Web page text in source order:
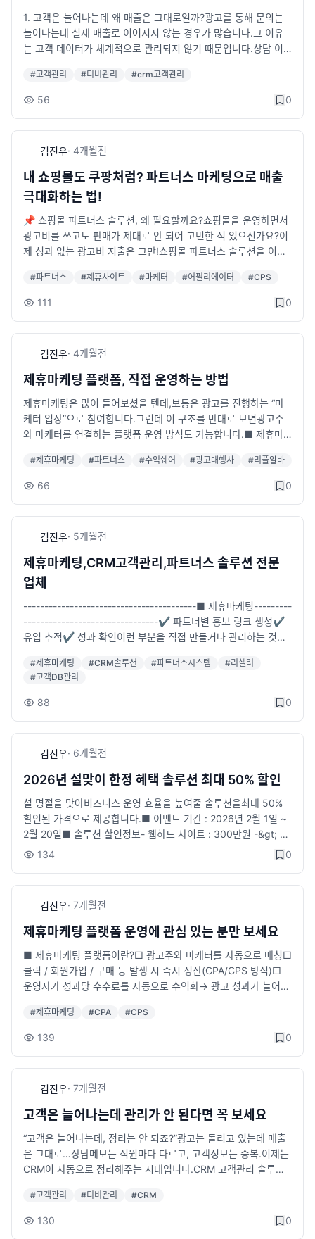
1. 고객은 늘어나는데 왜 매출은 그대로일까?광고를 통해 문의는
늘어나는데 실제 매출로 이어지지 않는 경우가 많습니다.그 이유
는 고객 데이터가 체계적으로 관리되지 않기 때문입니다.상담 이
락유입경로 분석 불가이런 문제는 작은 누수가 아니라 매출 손실
로 이어집니다.2. CRM 고객관리 솔루션이 필요한 이유CRM(Cus
다.3. 어떤 기능이 있나요?✅ 고객 등록 자동 관리✅ 상담 이력
저장✅ 고객 태그 및 검색 기능✅ 문자 / 알림톡 발송✅ 광고 유
입 분석✅ 직원 변경 시 데이터 유지4. 어떤 업종에 적합할까?병
원 / 의원학원 / 교육업부동산헬스장 / 필라테스쇼핑몰 / 온라인 판
매B2B 영업 회사고객 상담이 많은 업종이라면 대부분 효과적입니
다.5. 결론광고비를 더 쓰는 것보다,기존 고객을 제대로 관리하는
것이 매출 상승에 더 빠를 수 있습니다.CRM은 고객 데이터를 단
tps://1000.sseye.com/□ 기능 안내: https://sseye.com/view
_dbmanager.html
#고객관리 #디비관리 #crm고객관리
56 0
김진우· 4개월전
내 쇼핑몰도 쿠팡처럼? 파트너스 마케팅으로 매출
극대화하는 법!
📌 쇼핑몰 파트너스 솔루션, 왜 필요할까요?쇼핑몰을 운영하면서
광고비를 쓰고도 판매가 제대로 안 되어 고민한 적 있으신가요?이
제 성과 없는 광고비 지출은 그만!쇼핑몰 파트너스 솔루션을 이용
용은 절감하고, 매출은 극대화할 수 있습니다.아마존, 쿠팡 같은 대
형 쇼핑몰도 파트너스 시스템을 운영하며 큰 성과를 내고 있습니
홍보해 주기 때문이죠.✅ 블로그, 유튜브, SNS 등 다양한 채널에
서 마케터들이 제품을 홍보해주고✅ 제품이 실제로 판매될 때만
커미션을 지급하는 방식이라 광고비 부담이 없음!그렇다면, 이런
마케터들과 어떻게 연결될까요?📌 마케터와 쉽게 제휴하는 방법!
걱정하지 마세요! 이미 많은 마케터들이 활동하는 사이트가 있습
니다.해당 사이트에 상품을 등록하면, 마케터들이 관심을 갖고 제
면 되고, 마케터들은 직접 홍보해서 수익을 창출하는 구조입니다.
운영자는 판매가 발생할 때만 커미션을 지급하면 되니 효율적이
익 통계 및 정산 관리✅ 홍보 코드 자동 생성 및 추적 기능✅ 간편
한 커미션 지급 시스템✅ 다양한 판매 데이터를 확인할 수 있는 대
시보드 제공이 모든 것을 한 곳에서 관리 가능!📌 이미 검증된 성
공 사례!쇼핑몰 파트너스 시스템은 새로운 개념이 아닙니다.쿠팡
파트너스아마존 어필리에이트이미 수많은 대형 쇼핑몰이 활용하
고 있고, 효과가 검증된 시스템입니다.이제 우리 쇼핑몰에서도 적
용할 차례입니다!📌 연동 가능한 쇼핑몰 플랫폼✅ 독립몰 (모든
플랫폼 지원!)✅ 임대몰 : 카페24, 워드프레스, 고도몰, 퍼스트몰,
후이즈, 아임웹, 워드프레스 등 (다른 플랫폼도 가능 여부 확인 가
니다!📌 솔루션 가격 &amp; 혜택✅ 솔루션 비용 : 80만원 (VAT
포함) 한 번 구매 후 추가 비용 없음!✅ 설치 비용 : 무료✅ A/S 지
원 : 30일 무료한 번만 투자하면 지속적으로 운영 가능!📌 실제 솔
m/partners/ (ID: tests / PW: 1111)✅ 관리자 페이지: https://v
2cpsshop.sseye.com/partners_admin/ (ID: admin / PW: 11
11)직접 체험해보시고 결정하세요!📌 문의 및 구매 안내궁금하신
점이 있다면 언제든지 문의 주세요!📞 전화: 070-8875-0050
E-mail: u2n99_master@nate.com💻 네이트온: u2n99_mast
er@nate.com지금 바로 도입하고 광고비 걱정 없이 매출을 늘려
보세요!
#파트너스 #제휴사이트 #마케터 #어필리에이터 #CPS
111 0
김진우· 4개월전
제휴마케팅 플랫폼, 직접 운영하는 방법
제휴마케팅은 많이 들어보셨을 텐데,보통은 광고를 진행하는 “마
케터 입장”으로 참여합니다.그런데 이 구조를 반대로 보면광고주
와 마케터를 연결하는 플랫폼 운영 방식도 가능합니다.■ 제휴마
매)가 발생하면자동으로 정산이 이루어지는 시스템입니다.운영자
는 이 과정에서성과당 수수료를 가져가는 구조입니다.■ 수익 구
및 마케팅 관련 업종＊CPA / DB 마케팅 경험 있으신 분＊커뮤니
티나 플랫폼 운영 중이신 분＊자동화된 수익 구조를 만들고 싶은
분■ 샘플 확인https://sseye.com/view_ipartner.html■ 문의0
70-8875-0050카카오톡 http://pf.kakao.com/_hxfjVC/chat
#제휴마케팅 #파트너스 #수익쉐어 #광고대행사 #리플알바
66 0
김진우· 5개월전
제휴마케팅,CRM고객관리,파트너스 솔루션 전문
업체
-----------------------------------------■ 제휴마케팅---------
--------------------------------✔ 파트너별 홍보 링크 생성✔
유입 추적✔ 성과 확인이런 부분을 직접 만들거나 관리하는 것이
있는제휴 파트너 관리 솔루션을 만들었습니다.주요 기능1️⃣ 파트
너별 홍보 링크 생성2️⃣ 유입 및 전환 추적3️⃣ 파트너별 성과 확인
4️⃣ 제휴 관리 기능제휴마케팅이나 파트너스 마케팅을 운영하시는
셀로 관리✔ 상담 이력 관리✔ 고객 상태 관리이런 부분이 점점
복잡해지는 경우가 많습니다.그래서 고객 DB와 상담 이력을 관리
객 DB 관리2️⃣ 상담 이력 관리3️⃣ 고객 상태 관리4️⃣ 고객 검색 및
정리고객 DB를 많이 관리해야 하는마케팅 업체나 상담업종에서
사용하기 좋습니다.-----------------------------------------■
파트너스-----------------------------------------요즘 파트너나
지만 실제 운영해보면✔ 파트너 관리✔ 판매 성과 확인✔ 파트너
별 링크 관리이런 부분이 쉽지 않습니다.그래서 파트너 모집 및 운
트너 가입 관리2️⃣ 파트너별 홍보 링크3️⃣ 판매 성과 확인4️⃣ 파트
수 있는 솔루션입니다.-----------------------------------------
관심 있으신 분들은 언제든지 문의 주세요.■ 상담 및 문의홈페이
지 : https://sseye.com전화 : 070-8875-0050 (10:00~19:0
0, 주말 제외)네이트온 : u2n99_master@nate.com이메일 : u2
VC/chat
#제휴마케팅 #CRM솔루션 #파트너스시스템 #리셀러
#고객DB관리
88 0
김진우· 6개월전
2026년 설맞이 한정 혜택 솔루션 최대 50% 할인
설 명절을 맞아비즈니스 운영 효율을 높여줄 솔루션을최대 50%
할인된 가격으로 제공합니다.■ 이벤트 기간 : 2026년 2월 1일 ~
2월 20일■ 솔루션 할인정보- 웹하드 사이트 : 300만원 -&gt; 15
0만원(50%)- CRM고객관리 : 140만원 -&gt; 98만원(30%)- 제
자동화하고 싶은 분- 운영 인력·비용을 줄이고 싶은 대표님- 올해
매출 구조를 바꾸고 싶은 사업자눈여겨보셨던 솔루션이 있다면이
이고✔ 운영은 편해지고✔ 성과는 더 빨라집니다.설 명절 동안만
누릴 수 있는 특별한 혜택으로풍성하고 성공적인 한 해를 시작하
세요.■ 구매 상담 안내구매문의 : https://sseye.com/inquiry.ht
fjVC/chatE-mail : u2n99_master@nate.com
134 0
김진우· 7개월전
제휴마케팅 플랫폼 운영에 관심 있는 분만 보세요
■ 제휴마케팅 플랫폼이란?□ 광고주와 마케터를 자동으로 매칭□
클릭 / 회원가입 / 구매 등 발생 시 즉시 정산(CPA/CPS 방식)□
운영자가 성과당 수수료를 자동으로 수익화→ 광고 성과가 늘어날
케터 회원가입/관리 시스템□ 클릭/가입/구매 실시간 통계 대시보
드□ 전환 기반 자동 정산 시스템(CPA/CPS)□ 운영자 전용 관리
□ 쇼핑몰 판매 중계 사업자■ 실제 샘플 페이지마케터 : https://c
pav3.sseye.com/ (tests/1111)광고주 : https://cpav3.sseye.
sseye.com/partners_admin/ (admin/1111)시스템 설명 : http
s://sseye.com/view_ipartner.html■ 상담 및 문의전화 : 070-
8875-0050 (10:00~19:00, 주말 제외)네이트온 : u2n99_mas
ttp://pf.kakao.com/_hxfjVC/chat
#제휴마케팅 #CPA #CPS
139 0
김진우· 7개월전
고객은 늘어나는데 관리가 안 된다면 꼭 보세요
“고객은 늘어나는데, 정리는 안 되죠?”광고는 돌리고 있는데 매출
은 그대로…상담메모는 직원마다 다르고, 고객정보는 중복.이제는
CRM이 자동으로 정리해주는 시대입니다.CRM 고객관리 솔루션
보는 그대로엑셀 없이도 고객 태그·검색 가능문자·알림톡 발송, 유
입분석까지 한번에!고객을 데이터가 아닌 ‘매출자산’으로 관리하세
#고객관리 #디비관리 #CRM
130 0